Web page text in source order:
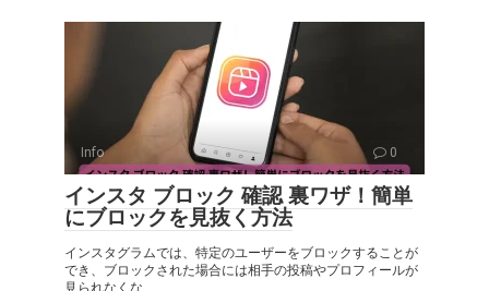
Info 0
インスタ ブロック 確認 裏ワザ！簡単
にブロックを見抜く方法
インスタグラムでは、特定のユーザーをブロックすることが
でき、ブロックされた場合には相手の投稿やプロフィールが
見られなくな...